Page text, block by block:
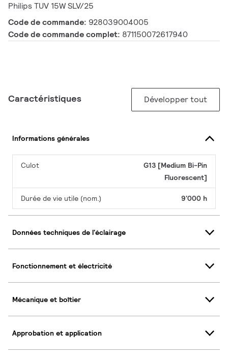
Philips TUV 15W SLV/25
Code de commande: 928039004005
Code de commande complet: 871150072617940
Caractéristiques Développer tout
Informations générales
Culot
G13 [Medium Bi-Pin
Fluorescent]
Durée de vie utile (nom.) 9'000 h
Données techniques de l'éclairage
Fonctionnement et électricité
Mécanique et boîtier
Approbation et application